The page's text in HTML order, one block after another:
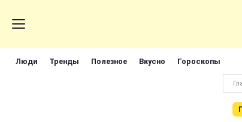
Люди Тренды Полезное Вкусно Гороскопы